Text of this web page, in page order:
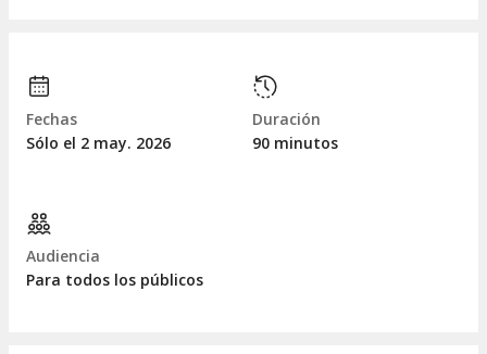
Fechas
Sólo el 2 may. 2026
Duración
90 minutos
Audiencia
Para todos los públicos